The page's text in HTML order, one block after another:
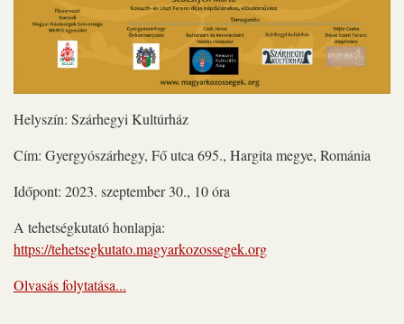
Helyszín: Szárhegyi Kultúrház
Cím: Gyergyószárhegy, Fő utca 695., Hargita megye, Románia
Időpont: 2023. szeptember 30., 10 óra
A tehetségkutató honlapja:
https://tehetsegkutato.magyarkozossegek.org
Olvasás folytatása...